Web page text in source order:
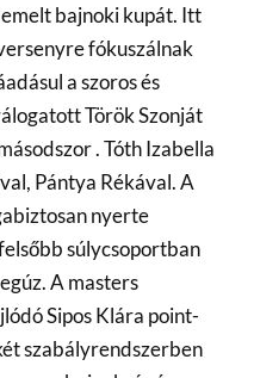
bajnoki kupát. Itt
fókuszálnak
a szoros és
Török Szonját
. Tóth Izabella
Pántya Rékával. A
nyerte
súlycsoportban
A masters
Sipos Klára point-
szabályrendszerben